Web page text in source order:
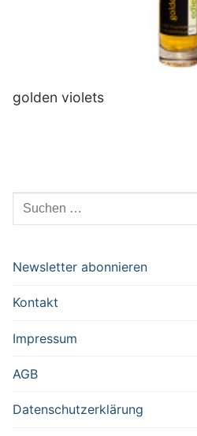
golden violets
Suchen
nach:
Newsletter abonnieren
Kontakt
Impressum
AGB
Datenschutzerklärung